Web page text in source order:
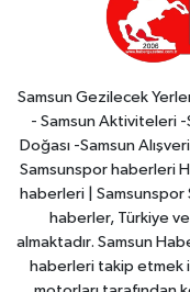
Samsun Gezilecek
- Samsun Aktiviteleri -
Doğası -Samsun
Samsunspor haberleri
haberleri |
haberler, Türkiye
almaktadır. Samsun
haberleri takip etmek